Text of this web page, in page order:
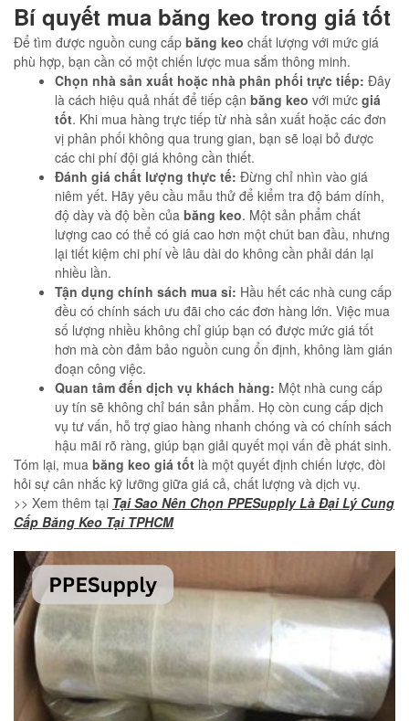
Bí quyết mua băng keo trong giá tốt
Để tìm được nguồn cung cấp băng keo chất lượng với mức giá
phù hợp, bạn cần có một chiến lược mua sắm thông minh.
Chọn nhà sản xuất hoặc nhà phân phối trực tiếp: Đây
là cách hiệu quả nhất để tiếp cận băng keo với mức giá
tốt. Khi mua hàng trực tiếp từ nhà sản xuất hoặc các đơn
vị phân phối không qua trung gian, bạn sẽ loại bỏ được
các chi phí đội giá không cần thiết.
Đánh giá chất lượng thực tế: Đừng chỉ nhìn vào giá
niêm yết. Hãy yêu cầu mẫu thử để kiểm tra độ bám dính,
độ dày và độ bền của băng keo. Một sản phẩm chất
lượng cao có thể có giá cao hơn một chút ban đầu, nhưng
lại tiết kiệm chi phí về lâu dài do không cần phải dán lại
nhiều lần.
Tận dụng chính sách mua sỉ: Hầu hết các nhà cung cấp
đều có chính sách ưu đãi cho các đơn hàng lớn. Việc mua
số lượng nhiều không chỉ giúp bạn có được mức giá tốt
hơn mà còn đảm bảo nguồn cung ổn định, không làm gián
đoạn công việc.
Quan tâm đến dịch vụ khách hàng: Một nhà cung cấp
uy tín sẽ không chỉ bán sản phẩm. Họ còn cung cấp dịch
vụ tư vấn, hỗ trợ giao hàng nhanh chóng và có chính sách
hậu mãi rõ ràng, giúp bạn giải quyết mọi vấn đề phát sinh.
Tóm lại, mua băng keo giá tốt là một quyết định chiến lược, đòi
hỏi sự cân nhắc kỹ lưỡng giữa giá cả, chất lượng và dịch vụ.
>> Xem thêm tại Tại Sao Nên Chọn PPESupply Là Đại Lý Cung
Cấp Băng Keo Tại TPHCM